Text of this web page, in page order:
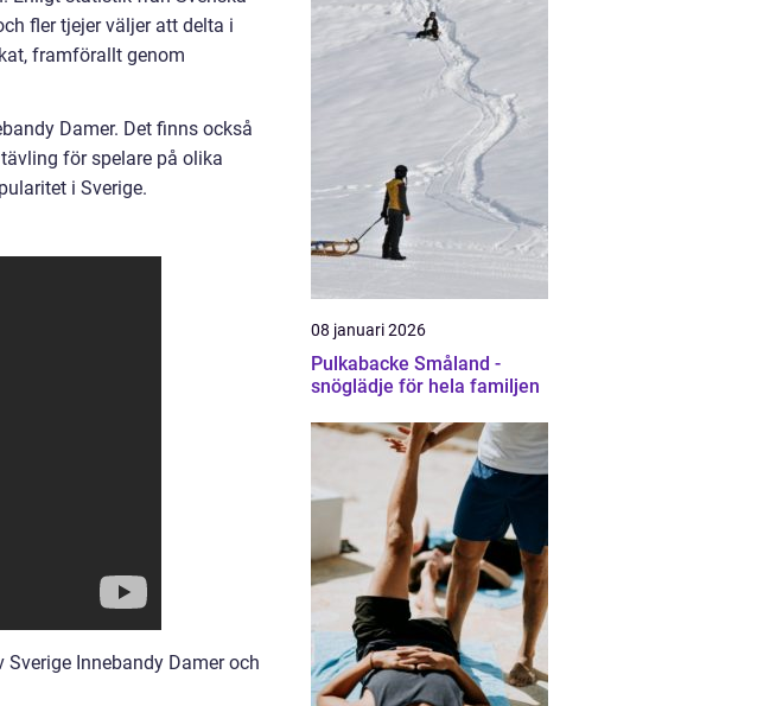
fler tjejer väljer att delta i
framförallt genom
Damer. Det finns också
för spelare på olika
i Sverige.
Innebandy Damer och
08 januari 2026
Pulkabacke Småland -
snöglädje för hela familjen